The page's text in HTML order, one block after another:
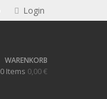
Login
WARENKORB
0 Items 0,00 €